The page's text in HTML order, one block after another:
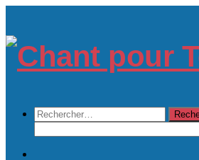
content
Rechercher :